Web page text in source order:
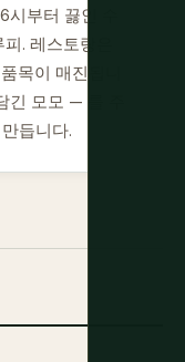
부터 끓인 수
. 레스토랑은
목이 매진됩니
모모 — 를 주
듭니다.